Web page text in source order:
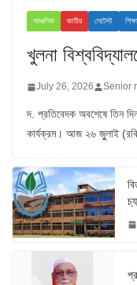
আঞ্চলিক জাতীয় লেটেস্ট শিক্ষা
খুলনা
July 26, 2026 Senior
দ. প্রতিবেদক অবশেষে তিন
কার্যক্রম। আজ ২৬ জুুলাই